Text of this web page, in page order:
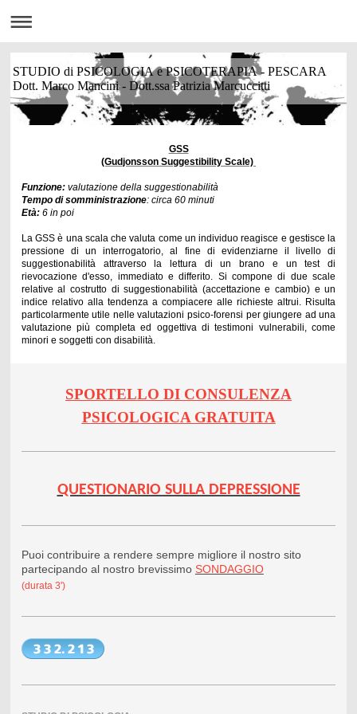
STUDIO di PSICOLOGIA e PSICOTERAPIA - PESCARA
Dott. Marco Mancini - Dott.ssa Patrizia Marcuccitti
GSS
(Gudjonsson Suggestibility Scale)
Funzione: valutazione della suggestionabilità
Tempo di somministrazione: circa 60 minuti
Età:6 in poi
La GSS è una scala che valuta come un individuo reagisce e gestisce la
pressione di un interrogatorio, al fine di evidenziarne il livello di
suggestionabilità attraverso la lettura di un
brano e un test di
rievocazione d'esso, immediato e differito. Si compone di due scale
relative al costrutto di suggestionabilità (accettazione e cambio) e un
indice relativo alla tendenza a compiacere alle richieste altrui. Risulta
particolarmente utile nelle valutazioni psico-forensi per giungere ad una
valutazione più completa ed oggettiva di testimoni vulnerabili, come
minori e soggetti con disabilità.
SPORTELLO DI CONSULENZA
PSICOLOGICA GRATUITA
QUESTIONARIO SULLA DEPRESSIONE
Puoi contribuire a rendere sempre migliore il nostro sito
partecipando al nostro brevissimo SONDAGGIO
(durata 3')